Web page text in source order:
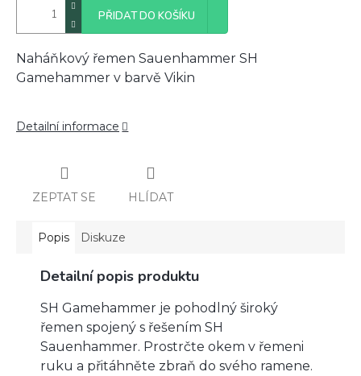
PŘIDAT DO KOŠÍKU
Naháňkový řemen Sauenhammer SH
Gamehammer v barvě Vikin
Detailní informace
ZEPTAT SE HLÍDAT
Popis Diskuze
Detailní popis produktu
SH Gamehammer je pohodlný široký
řemen spojený s řešením SH
Sauenhammer. Prostrčte okem v řemeni
ruku a přitáhněte zbraň do svého ramene.